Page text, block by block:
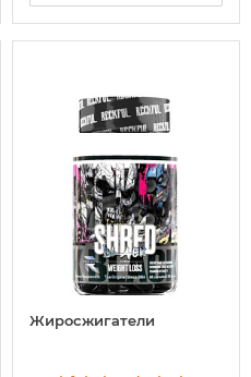
Жиросжигатели